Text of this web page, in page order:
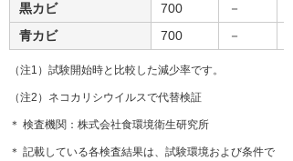
黒カビ
700 －
青カビ
700 －
（注1）試験開始時と比較した減少率です。
（注2）ネコカリシウイルスで代替検証
＊ 検査機関：株式会社食環境衛生研究所
＊ 記載している各検査結果は、試験環境および条件で